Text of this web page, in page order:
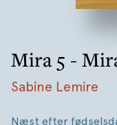
Mira 5 -
Sabine Lemire
Næst efter